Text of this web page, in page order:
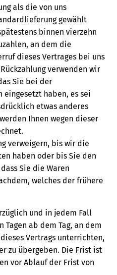
als die von uns
gewählt
binnen vierzehn
an dem die
dieses Vertrages bei uns
verwenden wir
Sie bei der
eingesetzt haben, es sei
etwas anderes
Ihnen wegen dieser
verweigern, bis wir die
haben oder bis Sie den
Sie die Waren
welches der frühere
und in jedem Fall
ab dem Tag, an dem
Vertrags unterrichten,
zu übergeben. Die Frist ist
vor Ablauf der Frist von